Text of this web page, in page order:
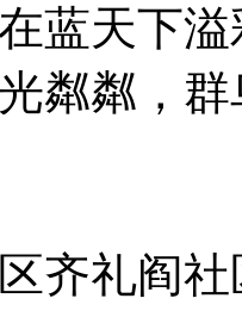
蓝天下溢
粼粼，
齐礼阎社